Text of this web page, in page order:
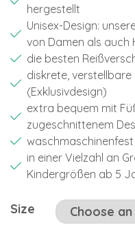
hergestellt
Unisex-Design:
von Damen als auch
die besten
diskrete,
(Exklusivdesign)
extra bequem mit
zugeschnittenem
in einer Vielzahl an
Kindergrößen ab 5
Size